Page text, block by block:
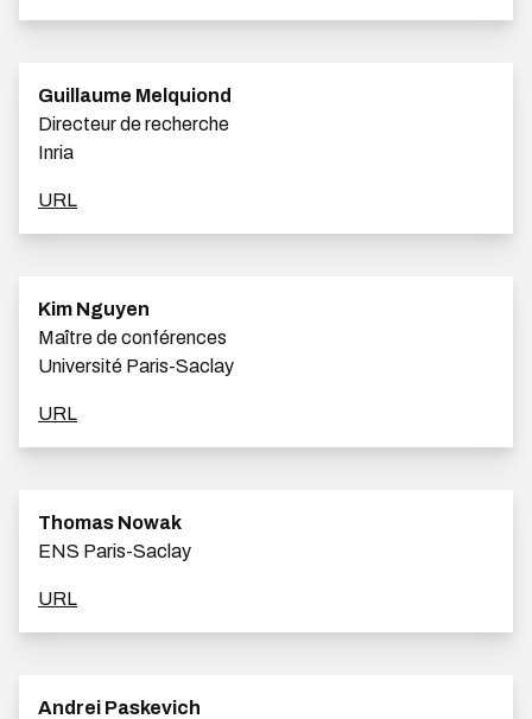
Guillaume Melquiond
Directeur de recherche
Inria
URL
Kim Nguyen
Maître de conférences
Université Paris-Saclay
URL
Thomas Nowak
ENS Paris-Saclay
URL
Andrei Paskevich